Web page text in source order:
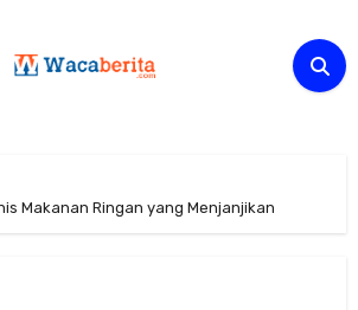
Makanan Ringan yang Menjanjikan